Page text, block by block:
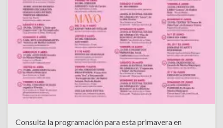
Consulta la programación para esta primavera en